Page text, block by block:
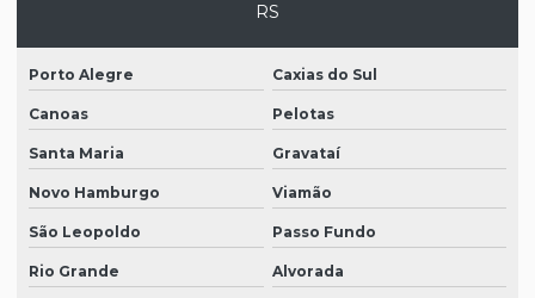
RS
Porto Alegre Caxias do Sul
Canoas Pelotas
Santa Maria Gravataí
Novo Hamburgo Viamão
São Leopoldo Passo Fundo
Rio Grande Alvorada